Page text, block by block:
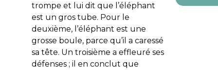
trompe et lui dit que l’éléphant
est un gros tube. Pour le
deuxième, l’éléphant est une
grosse boule, parce qu’il a caressé
sa tête. Un troisième a effleuré ses
défenses ; il en conclut que